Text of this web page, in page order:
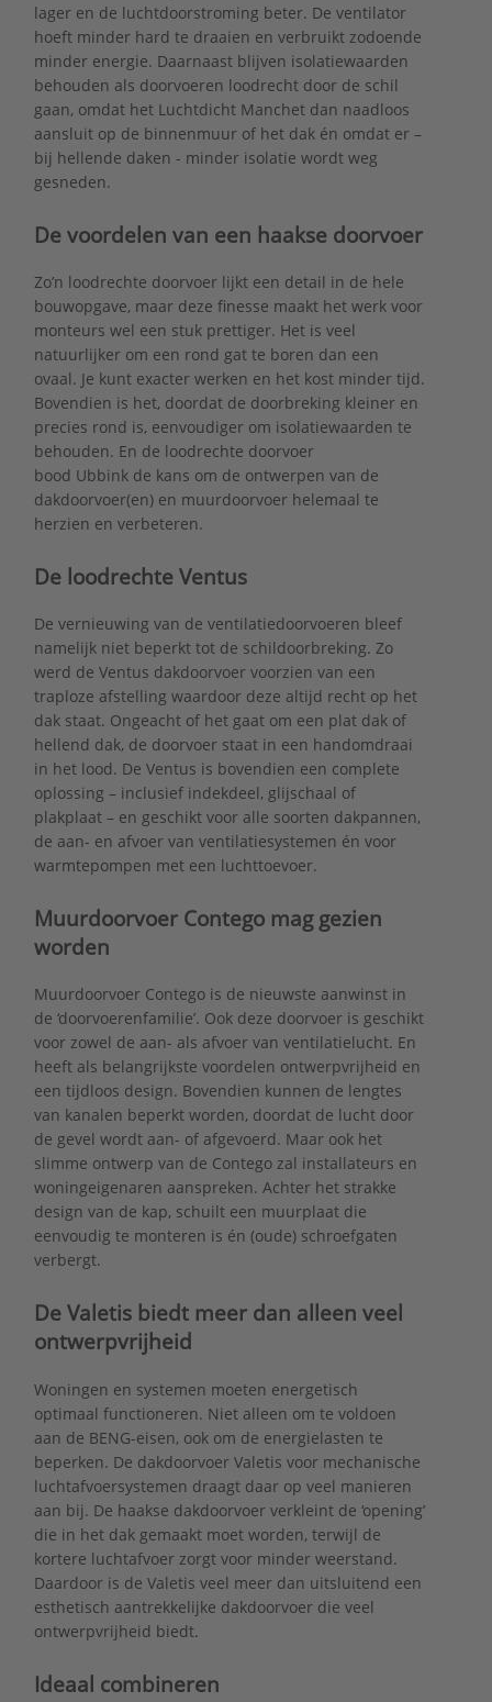
lager en de luchtdoorstroming beter. De ventilator
hoeft minder hard te draaien en verbruikt zodoende
minder energie. Daarnaast blijven isolatiewaarden
behouden als doorvoeren loodrecht door de schil
gaan, omdat het Luchtdicht Manchet dan naadloos
aansluit op de binnenmuur of het dak én omdat er –
bij hellende daken - minder isolatie wordt weg
gesneden.
De voordelen van een haakse doorvoer
Zo’n loodrechte doorvoer lijkt een detail in de hele
bouwopgave, maar deze finesse maakt het werk voor
monteurs wel een stuk prettiger. Het is veel
natuurlijker om een rond gat te boren dan een
ovaal. Je kunt exacter werken en het kost minder tijd.
Bovendien is het, doordat de doorbreking kleiner en
precies rond is, eenvoudiger om isolatiewaarden te
behouden. En de loodrechte doorvoer
bood Ubbink de kans om de ontwerpen van de
dakdoorvoer(en) en muurdoorvoer helemaal te
herzien en verbeteren.
De loodrechte Ventus
De vernieuwing van de ventilatiedoorvoeren bleef
namelijk niet beperkt tot de schildoorbreking. Zo
werd de Ventus dakdoorvoer voorzien van een
traploze afstelling waardoor deze altijd recht op het
dak staat. Ongeacht of het gaat om een plat dak of
hellend dak, de doorvoer staat in een handomdraai
in het lood. De Ventus is bovendien een complete
oplossing – inclusief indekdeel, glijschaal of
plakplaat – en geschikt voor alle soorten dakpannen,
de aan- en afvoer van ventilatiesystemen én voor
warmtepompen met een luchttoevoer.
Muurdoorvoer Contego mag gezien
worden
Muurdoorvoer Contego is de nieuwste aanwinst in
de ‘doorvoerenfamilie’. Ook deze doorvoer is geschikt
voor zowel de aan- als afvoer van ventilatielucht. En
heeft als belangrijkste voordelen ontwerpvrijheid en
een tijdloos design. Bovendien kunnen de lengtes
van kanalen beperkt worden, doordat de lucht door
de gevel wordt aan- of afgevoerd. Maar ook het
slimme ontwerp van de Contego zal installateurs en
woningeigenaren aanspreken. Achter het strakke
design van de kap, schuilt een muurplaat die
eenvoudig te monteren is én (oude) schroefgaten
verbergt.
De Valetis biedt meer dan alleen veel
ontwerpvrijheid
Woningen en systemen moeten energetisch
optimaal functioneren. Niet alleen om te voldoen
aan de BENG-eisen, ook om de energielasten te
beperken. De dakdoorvoer Valetis voor mechanische
luchtafvoersystemen draagt daar op veel manieren
aan bij. De haakse dakdoorvoer verkleint de ‘opening’
die in het dak gemaakt moet worden, terwijl de
kortere luchtafvoer zorgt voor minder weerstand.
Daardoor is de Valetis veel meer dan uitsluitend een
esthetisch aantrekkelijke dakdoorvoer die veel
ontwerpvrijheid biedt.
Ideaal combineren